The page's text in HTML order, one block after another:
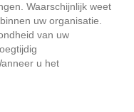
Waarschijnlijk weet
uw organisatie.
van uw
u het